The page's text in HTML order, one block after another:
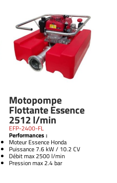
Motopompe
Flottante Essence
2512 l/min
EFP-2400-FL
Performances :
Moteur Essence Honda
Puissance 7.6 kW / 10.2 CV
Débit max 2500 l/min
Pression max 2.4 bar